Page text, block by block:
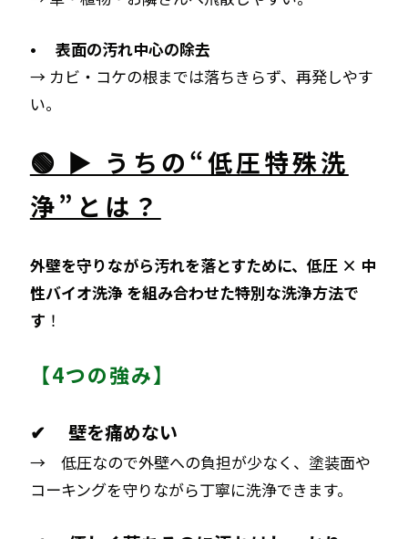
• 表面の汚れ中心の除去
→ カビ・コケの根までは落ちきらず、再発しやす
い。
🟢 ▶ うちの“低圧特殊洗
浄”とは？
外壁を守りながら汚れを落とすために、低圧 × 中
性バイオ洗浄 を組み合わせた特別な洗浄方法で
す ！
【4つの強み】
✔ 壁を痛めない
→ 低圧なので外壁への負担が少なく、塗装面や
コーキングを守りながら丁寧に洗浄できます。